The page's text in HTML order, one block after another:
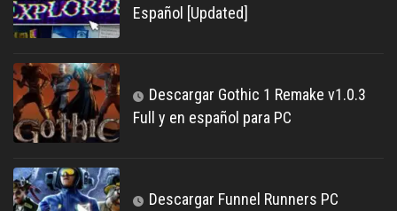
Español [Updated]
Descargar Gothic 1 Remake v1.0.3
Full y en español para PC
Descargar Funnel Runners PC